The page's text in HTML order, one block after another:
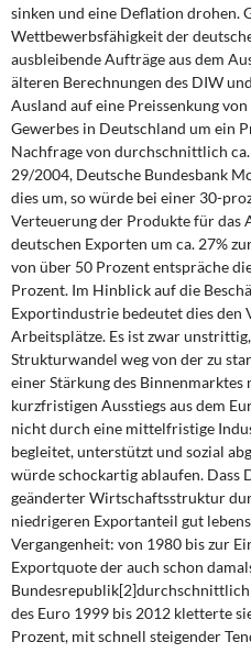
sinken und eine Deflation drohen.
Wettbewerbsfähigkeit der
ausbleibende Aufträge aus dem
älteren Berechnungen des DIW
Ausland auf eine Preissenkung
Gewerbes in Deutschland um ein
Nachfrage von durchschnittlich
29/2004, Deutsche Bundesbank
dies um, so würde bei einer 30-
Verteuerung der Produkte für das
deutschen Exporten um ca. 27%
von über 50 Prozent entspräche
Prozent. Im Hinblick auf die
Exportindustrie bedeutet dies den
Arbeitsplätze. Es ist zwar
Strukturwandel weg von der zu
einer Stärkung des
kurzfristigen Ausstiegs aus dem
nicht durch eine mittelfristige
begleitet, unterstützt und sozial
würde schockartig ablaufen. Dass
geänderter Wirtschaftsstruktur
niedrigeren Exportanteil gut
Vergangenheit: von 1980 bis zur
Exportquote der auch schon
des Euro 1999 bis 2012 kletterte
Prozent, mit schnell steigender